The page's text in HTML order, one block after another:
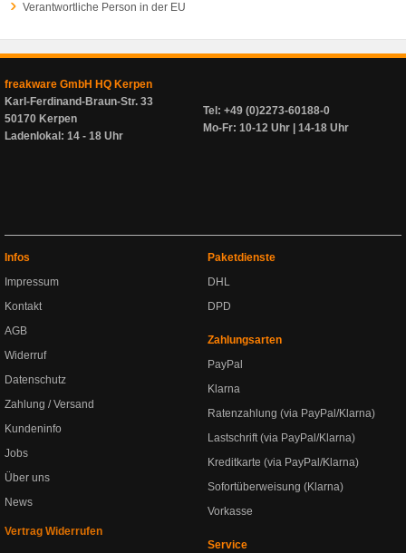
Verantwortliche Person in der EU
freakware GmbH HQ Kerpen
Karl-Ferdinand-Braun-Str. 33
50170 Kerpen
Ladenlokal: 14 - 18 Uhr
Tel: +49 (0)2273-60188-0
Mo-Fr: 10-12 Uhr | 14-18 Uhr
Infos
Impressum
Kontakt
AGB
Widerruf
Datenschutz
Zahlung / Versand
Kundeninfo
Jobs
Über uns
News
Vertrag Widerrufen
Paketdienste
DHL
DPD
Zahlungsarten
PayPal
Klarna
Ratenzahlung (via PayPal/Klarna)
Lastschrift (via PayPal/Klarna)
Kreditkarte (via PayPal/Klarna)
Sofortüberweisung (Klarna)
Vorkasse
Service